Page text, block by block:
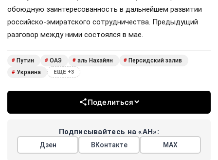
обоюдную заинтересованность в дальнейшем развитии
российско-эмиратского сотрудничества. Предыдущий
разговор между ними состоялся в мае.
# Путин # ОАЭ # аль Нахайян # Персидский залив
# Украина ЕЩЕ +3
Поделиться
Подписывайтесь на «АН»:
Дзен ВКонтакте МАХ